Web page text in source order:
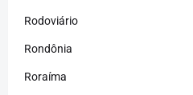
Rodoviário
Rondônia
Roraíma